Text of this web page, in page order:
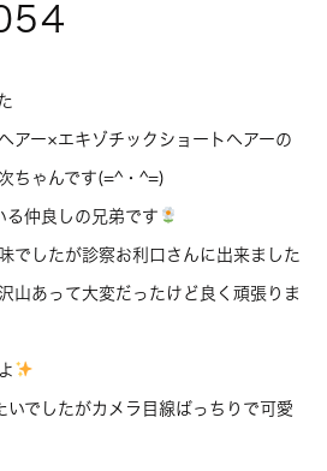
アー×エキゾチックショートヘアーの
ちゃんです(=^・^=)
る仲良しの兄弟です
でしたが診察お利口さんに出来ました
山あって大変だったけど良く頑張りま
いでしたがカメラ目線ばっちりで可愛